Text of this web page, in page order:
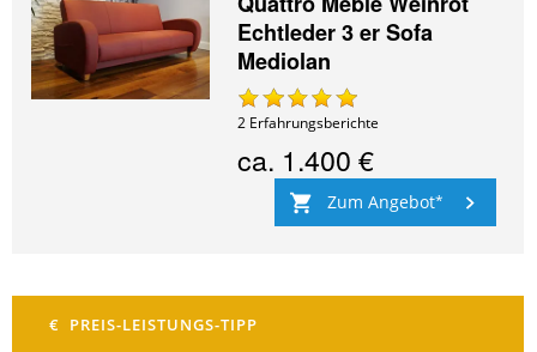
Echtleder 3 er Sofa
Mediolan
2 Erfahrungsberichte
ca. 1.400 €
Zum Angebot